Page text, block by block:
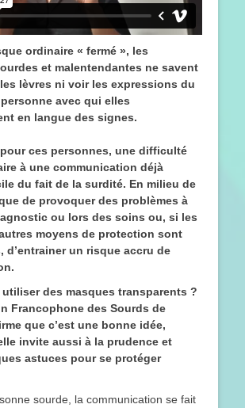
ordinaire « fermé », les
et malentendantes ne savent
lèvres ni voir les expressions du
avec qui elles
en langue des signes.
ces personnes, une difficulté
à une communication déjà
du fait de la surdité. En milieu de
de provoquer des problèmes à
ou lors des soins ou, si les
moyens de protection sont
d’entrainer un risque accru de
des masques transparents ?
Francophone des Sourds de
que c’est une bonne idée,
invite aussi à la prudence et
astuces pour se protéger
sourde, la communication se fait